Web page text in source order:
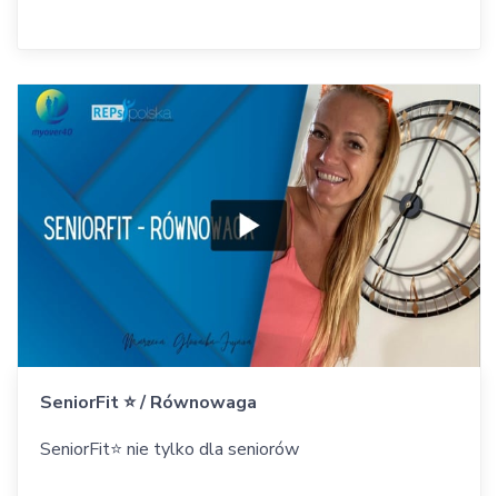
SeniorFit ⭐️ / Równowaga
SeniorFit⭐️ nie tylko dla seniorów